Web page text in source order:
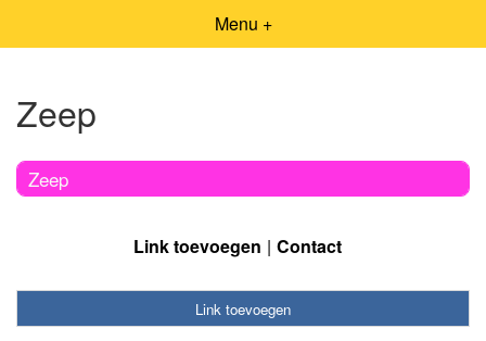
Menu +
Zeep
Zeep
Link toevoegen Contact
Link toevoegen